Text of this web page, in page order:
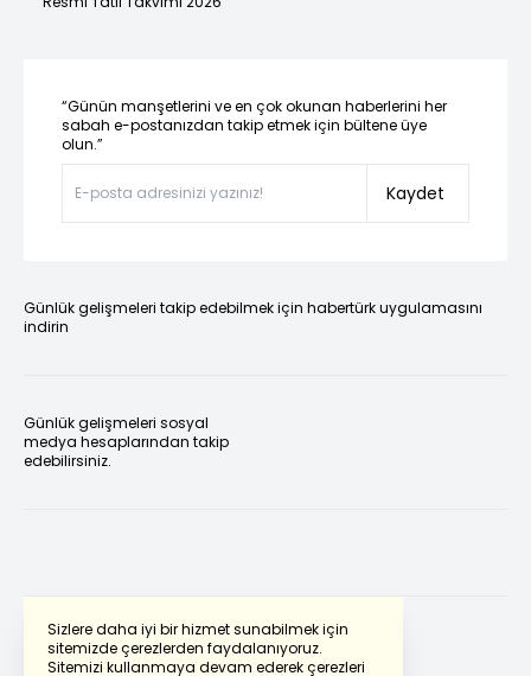
Sizlere daha iyi bir hizmet sunabilmek için
sitemizde çerezlerden faydalanıyoruz.
Sitemizi kullanmaya devam ederek çerezleri
“Günün manşetlerini ve en çok okunan haberlerini her
sabah e-postanızdan takip etmek için bültene üye
olun.”
Kaydet
Günlük gelişmeleri takip edebilmek için habertürk uygulamasını
indirin
Günlük gelişmeleri sosyal
medya hesaplarından takip
edebilirsiniz.